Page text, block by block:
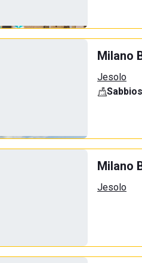
Milano
Jesolo
Milano
Jesolo